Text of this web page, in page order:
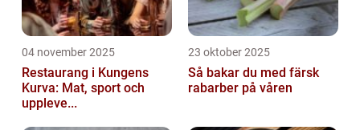
04 november 2025
Restaurang i Kungens
Kurva: Mat, sport och
uppleve...
23 oktober 2025
Så bakar du med färsk
rabarber på våren